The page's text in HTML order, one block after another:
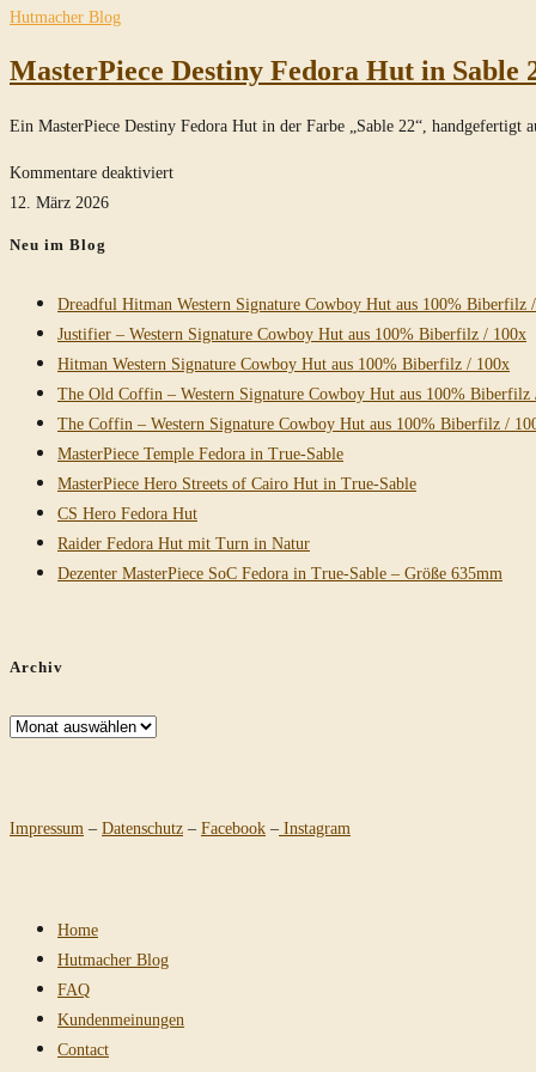
durchsuchen
Hutmacher Blog
MasterPiece Destiny Fedora Hut in Sable
Ein MasterPiece Destiny Fedora Hut in der Farbe „Sable 22“,
Kommentare deaktiviertfür
Sable
22
12. März 2026
Neu im Blog
Dreadful Hitman Western Signature Cowboy Hut aus 100% Biberfilz
Justifier – Western Signature Cowboy Hut aus 100% Biberfilz / 100x
Hitman Western Signature Cowboy Hut aus 100% Biberfilz / 100x
The Old Coffin – Western Signature Cowboy Hut aus 100% Biberfilz
The Coffin – Western Signature Cowboy Hut aus 100% Biberfilz /
MasterPiece Temple Fedora in True-Sable
MasterPiece Hero Streets of Cairo Hut in True-Sable
CS Hero Fedora Hut
Raider Fedora Hut mit Turn in Natur
Dezenter MasterPiece SoC Fedora in True-Sable – Größe 635mm
Archiv
Archiv
Impressum – Datenschutz – Facebook – Instagram
Home
Hutmacher Blog
FAQ
Kundenmeinungen
Contact